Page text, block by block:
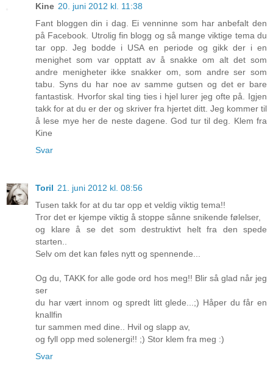
Kine 20. juni 2012 kl. 11:38
Fant bloggen din i dag. Ei venninne som har anbefalt den
på Facebook. Utrolig fin blogg og så mange viktige tema du
tar opp. Jeg bodde i USA en periode og gikk der i en
menighet som var opptatt av å snakke om alt det som
andre menigheter ikke snakker om, som andre ser som
tabu. Syns du har noe av samme gutsen og det er bare
fantastisk. Hvorfor skal ting ties i hjel lurer jeg ofte på. Igjen
takk for at du er der og skriver fra hjertet ditt. Jeg kommer til
å lese mye her de neste dagene. God tur til deg. Klem fra
Kine
Svar
Toril 21. juni 2012 kl. 08:56
Tusen takk for at du tar opp et veldig viktig tema!!
Tror det er kjempe viktig å stoppe sånne snikende følelser,
og klare å se det som destruktivt helt fra den spede
starten..
Selv om det kan føles nytt og spennende...
Og du, TAKK for alle gode ord hos meg!! Blir så glad når jeg
ser
du har vært innom og spredt litt glede...;) Håper du får en
knallfin
tur sammen med dine.. Hvil og slapp av,
og fyll opp med solenergi!! ;) Stor klem fra meg :)
Svar